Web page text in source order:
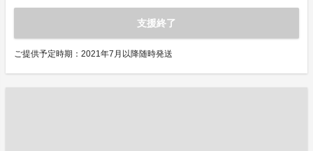
支援終了
ご提供予定時期：2021年7月以降随時発送